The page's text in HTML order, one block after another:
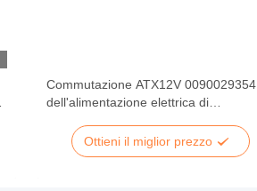
Commutazione ATX12V 0090029354
dell'alimentazione elettrica di
Ottieni il miglior prezzo